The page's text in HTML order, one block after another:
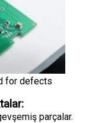
for defects
parçalar.